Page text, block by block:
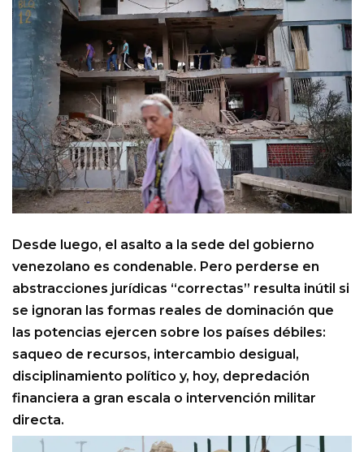
Desde luego, el asalto a la sede del gobierno
venezolano es condenable. Pero perderse en
abstracciones jurídicas “correctas” resulta inútil si
se ignoran las formas reales de dominación que
las potencias ejercen sobre los países débiles:
saqueo de recursos, intercambio desigual,
disciplinamiento político y, hoy, depredación
financiera a gran escala o intervención militar
directa.